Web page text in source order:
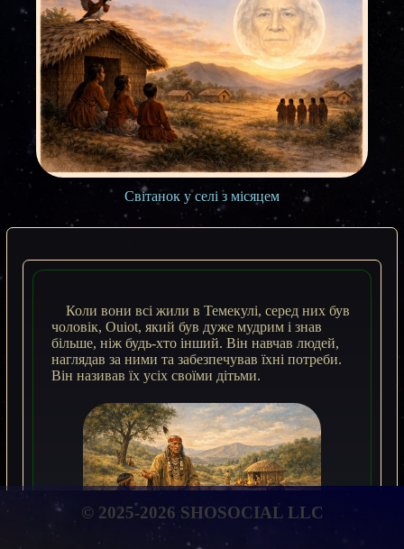
Світанок у селі з місяцем
Коли вони всі жили в Темекулі, серед них був
чоловік, Ouiot, який був дуже мудрим і знав
більше, ніж будь-хто інший. Він навчав людей,
наглядав за ними та забезпечував їхні потреби.
Він називав їх усіх своїми дітьми.
© 2025-2026 SHOSOCIAL LLC